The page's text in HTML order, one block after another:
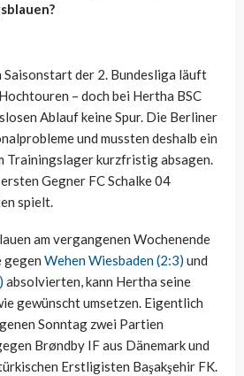
Saisonstart der 2. Bundesliga läuft
– doch bei Hertha BSC
Ablauf keine Spur. Die Berliner
und mussten deshalb ein
Trainingslager kurzfristig absagen.
Gegner FC Schalke 04
spielt.
am vergangenen Wochenende
gegen Wehen Wiesbaden (2:3) und
absolvierten, kann Hertha seine
gewünscht umsetzen. Eigentlich
Sonntag zwei Partien
Brøndby IF aus Dänemark und
Erstligisten Başakşehir FK.